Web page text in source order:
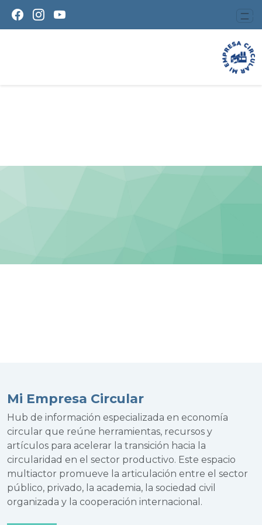
Mi Empresa Circular
Hub de información especializada en economía
circular que reúne herramientas, recursos y
artículos para acelerar la transición hacia la
circularidad en el sector productivo. Este espacio
multiactor promueve la articulación entre el sector
público, privado, la academia, la sociedad civil
organizada y la cooperación internacional.